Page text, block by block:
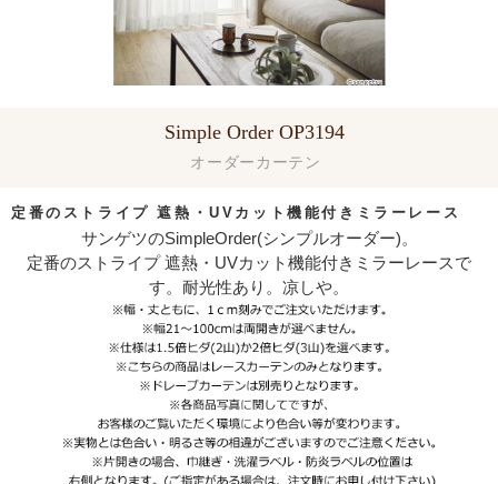
定番のストライプ 遮熱・UVカット機能付きミラーレース
オーダーカーテン
Simple Order OP3194
サンゲツのSimpleOrder(シンプルオーダー)。
定番のストライプ 遮熱・UVカット機能付きミラーレースで
す。耐光性あり。凉しや。